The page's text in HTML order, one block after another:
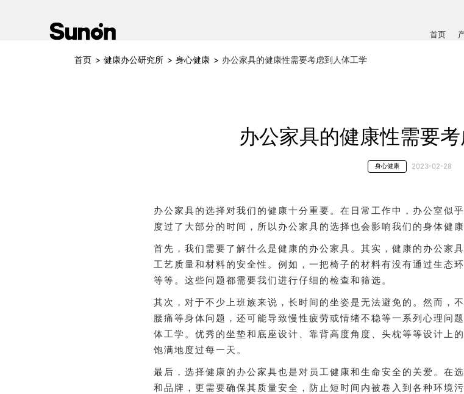
首页
首页 > 健康办公研究所 > 身心健康 > 办公家具的健康性需要考虑到人体工学
办公家具的健康性需要
身心健康 2023-02-28
办公家具的选择对我们的健康十分重要。在日常工作中，办公室似
度过了大部分的时间，所以办公家具的选择也会影响我们的身体健康
首先，我们需要了解什么是健康的办公家具。其实，健康的办公家
工艺质量和材料的安全性。例如，一把椅子的材料有没有通过生态
等等。这些问题都需要我们进行仔细的检查和筛选。
其次，对于不少上班族来说，长时间的坐姿是无法避免的。然而，
腰痛等身体问题，还可能导致慢性疲劳或情绪不稳等一系列心理问
体工学。优秀的坐垫和底座设计、靠背高度角度、头枕等等设计上
饱满地度过每一天。
最后，选择健康的办公家具也是对员工健康和生命安全的关爱。在
和品牌，更需要确保其质量安全，防止短时间内被卷入到各种环境